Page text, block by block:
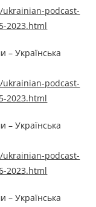
podcast-
2023.html
– Українська
podcast-
2023.html
– Українська
podcast-
2023.html
– Українська